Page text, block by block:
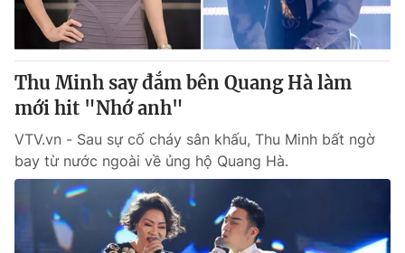
VTV4 Vươn mình bằng AI
VTV9 VTV8
THỜI BÁO VTV
Thu Minh say đắm bên Quang Hà làm
mới hit "Nhớ anh"
VTV.vn - Sau sự cố cháy sân khấu, Thu Minh bất ngờ
bay từ nước ngoài về ủng hộ Quang Hà.